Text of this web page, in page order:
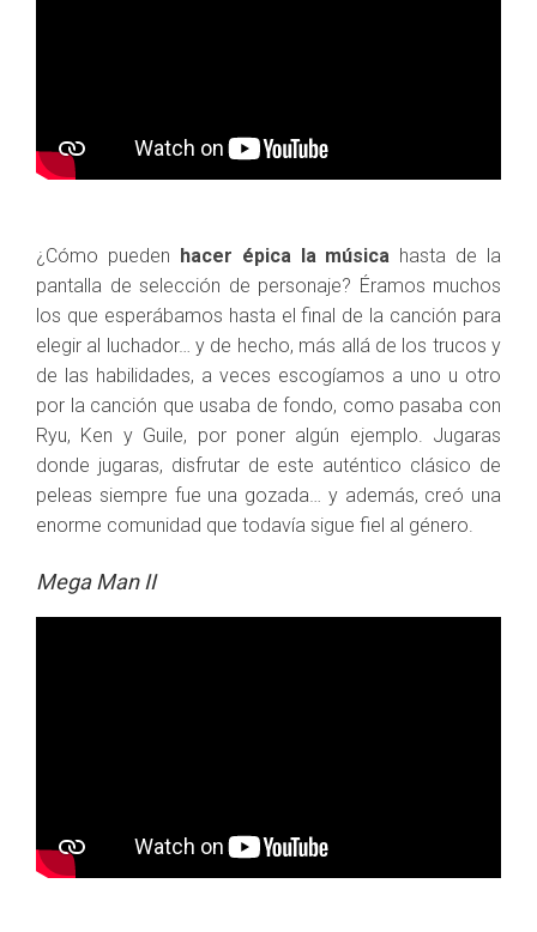
¿Cómo pueden hacer épica la música hasta de la
pantalla de selección de personaje? Éramos muchos
los que esperábamos hasta el final de la canción para
elegir al luchador… y de hecho, más allá de los trucos y
de las habilidades, a veces escogíamos a uno u otro
por la canción que usaba de fondo, como pasaba con
Ryu, Ken y Guile, por poner algún ejemplo. Jugaras
donde jugaras, disfrutar de este auténtico clásico de
peleas siempre fue una gozada… y además, creó una
enorme comunidad que todavía sigue fiel al género.
Mega Man II